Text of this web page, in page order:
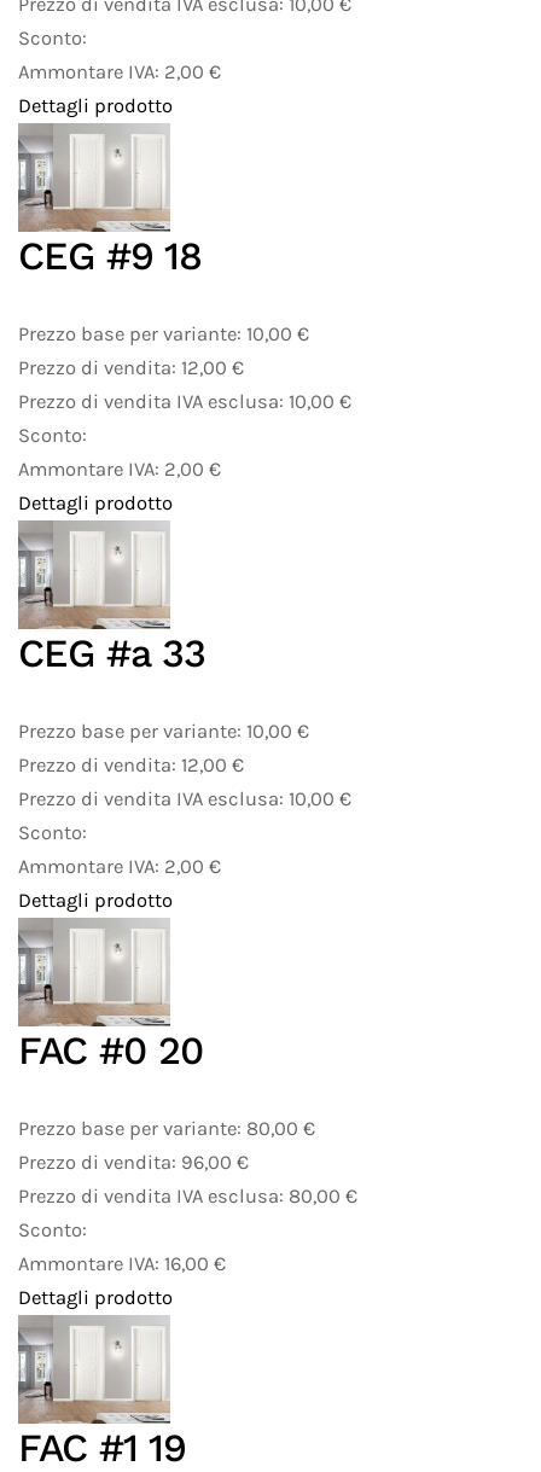
Sconto:
Ammontare IVA: 2,00 €
Dettagli prodotto
CEG #9 18
Prezzo base per variante: 10,00 €
Prezzo di vendita: 12,00 €
Prezzo di vendita IVA esclusa: 10,00 €
Sconto:
Ammontare IVA: 2,00 €
Dettagli prodotto
CEG #a 33
Prezzo base per variante: 10,00 €
Prezzo di vendita: 12,00 €
Prezzo di vendita IVA esclusa: 10,00 €
Sconto:
Ammontare IVA: 2,00 €
Dettagli prodotto
FAC #0 20
Prezzo base per variante: 80,00 €
Prezzo di vendita: 96,00 €
Prezzo di vendita IVA esclusa: 80,00 €
Sconto:
Ammontare IVA: 16,00 €
Dettagli prodotto
FAC #1 19